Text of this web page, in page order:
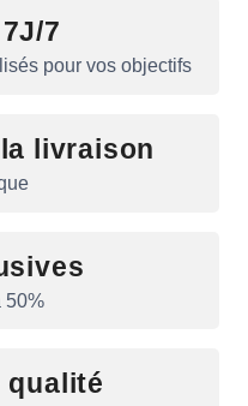
7
pour vos objectifs
livraison
50%
qualité